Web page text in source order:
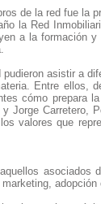
de la red fue la
la Red
a la formación
asistir a
Entre ellos,
cómo prepara
Jorge
valores que
asociados